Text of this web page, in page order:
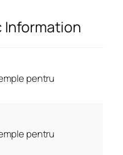
Information
pentru
pentru